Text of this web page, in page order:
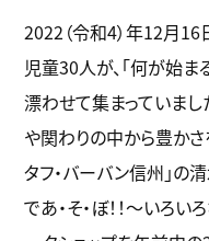
2022（令和4）年12月
児童30人が、「何が始ま
漂わせて集まっていまし
や関わりの中から豊かさ
タフ・バーバン信州」の
であ・そ・ぼ！！～いろい